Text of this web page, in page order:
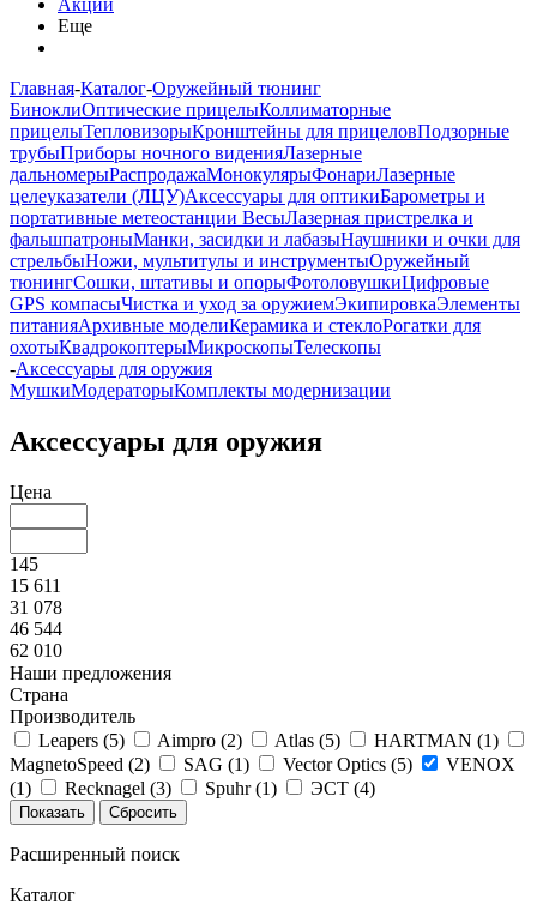
Акции
Еще
Главная-Каталог-Оружейный тюнинг
БиноклиОптические прицелыКоллиматорные
прицелыТепловизорыКронштейны для прицеловПодзорные
трубыПриборы ночного виденияЛазерные
дальномерыРаспродажаМонокулярыФонариЛазерные
целеуказатели (ЛЦУ)Аксессуары для оптикиБарометры и
портативные метеостанции ВесыЛазерная пристрелка и
фальшпатроныМанки, засидки и лабазыНаушники и очки для
стрельбыНожи, мультитулы и инструментыОружейный
тюнингСошки, штативы и опорыФотоловушкиЦифровые
GPS компасыЧистка и уход за оружиемЭкипировкаЭлементы
питанияАрхивные моделиКерамика и стеклоРогатки для
охотыКвадрокоптерыМикроскопыТелескопы
-Аксессуары для оружия
МушкиМодераторыКомплекты модернизации
Аксессуары для оружия
Цена
145
15 611
31 078
46 544
62 010
Наши предложения
Страна
Производитель
Leapers (5) Aimpro (2) Atlas (5) HARTMAN (1)
MagnetoSpeed (2) SAG (1) Vector Optics (5)
VENOX
(1) Recknagel (3) Spuhr (1) ЭСТ (4)
Расширенный поиск
Каталог